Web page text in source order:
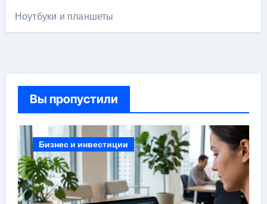
Ноутбуки и планшеты
Вы пропустили
Бизнес и инвестиции